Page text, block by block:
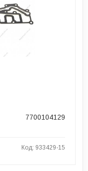
7700104129
Код: 933429-15